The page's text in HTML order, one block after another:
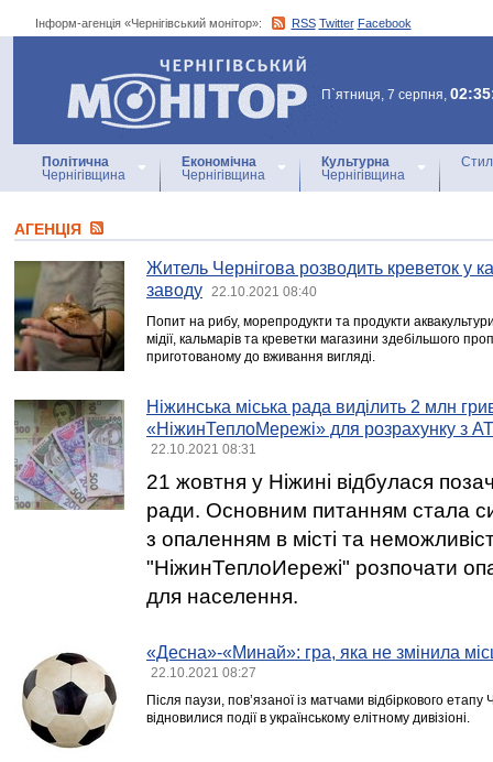
Інформ-агенція «Чернігівський монітор»: RSS Twitter Facebook
Інформ-агенція
«Чернігівський монітор»
П`ятниця, 7 серпня,
Політична
Чернігівщина
Економічна
Чернігівщина
Культурна
Чернігівщина
АГЕНЦIЯ
Житель Чернігова розводить креветок у
заводу
22.10.2021 08:40
Попит на рибу, морепродукти та продукти
мідії, кальмарів та креветки магазини здебільшого
приготованому до вживання вигляді.
Ніжинська міська рада виділить 2 млн
«НіжинТеплоМережі» для розрахунку з АТ
22.10.2021 08:31
21 жовтня у Ніжині відбулася
ради. Основним питанням стала
з опаленням в місті та
"НіжинТеплоИережі" розпочати
для населення.
«Десна»-«Минай»: гра, яка не змінила
22.10.2021 08:27
Після паузи, пов’язаної із матчами відбіркового
відновилися події в українському елітному дивізіоні.